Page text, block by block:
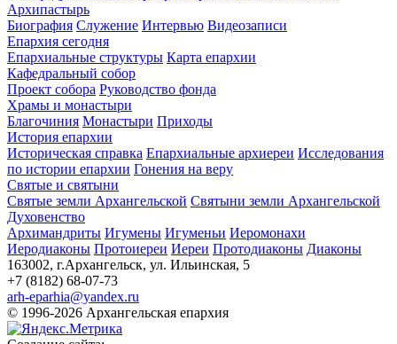
Архипастырь
Биография Служение Интервью Видеозаписи
Епархия сегодня
Епархиальные структуры Карта епархии
Кафедральный собор
Проект собора Руководство фонда
Храмы и монастыри
Благочиния Монастыри Приходы
История епархии
Историческая справка Епархиальные архиереи Исследования
по истории епархии Гонения на веру
Святые и святыни
Святые земли Архангельской Святыни земли Архангельской
Духовенство
Архимандриты Игумены Игуменьи Иеромонахи
Иеродиаконы Протоиереи Иереи Протодиаконы Диаконы
163002, г.Архангельск, ул. Ильинская, 5
+7 (8182) 68-07-73
arh-eparhia@yandex.ru
© 1996-2026 Архангельская епархия